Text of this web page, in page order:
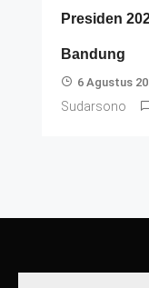
Presiden
Bandung
6 Agustus
Sudarsono